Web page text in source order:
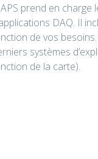
prend en charge
DAQ. Il
de vos
systèmes
de la carte).